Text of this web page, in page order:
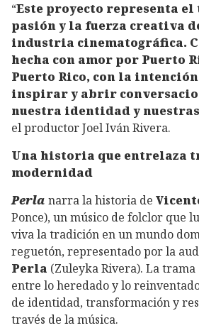
“Este proyecto representa
pasión y la fuerza creativa
industria cinematográfica.
hecha con amor por Puerto
Puerto Rico, con la
inspirar y abrir
nuestra identidad y
el productor Joel Iván Rivera.
Una historia que entrelaza
modernidad
Perla narra la historia de
Ponce), un músico de folclor que
viva la tradición en un mundo
reguetón, representado por la
Perla (Zuleyka Rivera). La
entre lo heredado y lo
de identidad, transformación y
través de la música.